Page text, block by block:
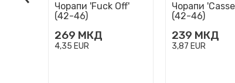
Чорапи 'Fuck Off'
(42-46)
269 МКД
4,35 EUR
Чорапи
(42-46)
239 МКД
3,87 EUR